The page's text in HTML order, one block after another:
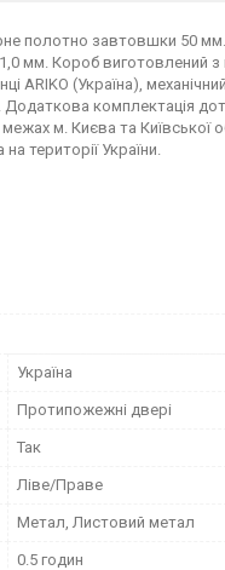
полотно завтовшки 50
мм. Короб виготовлений
ARIKO (Україна),
комплектація
м. Києва та Київської
території України.
Україна
Протипожежні двері
Так
Ліве/Праве
Метал, Листовий метал
0.5 годин